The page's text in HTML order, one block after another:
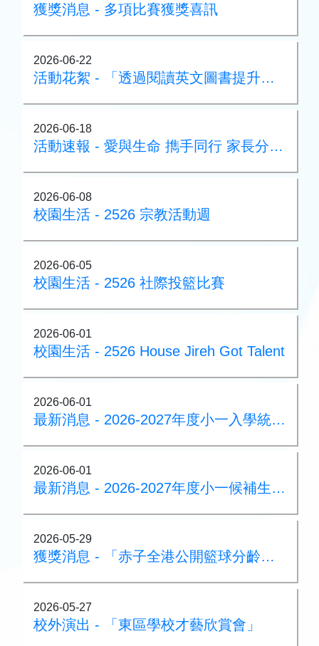
獲獎消息 - 多項比賽獲獎喜訊
2026-06-22
活動花絮 - 「透過閱讀英文圖書提升英文水平」家長講座
2026-06-18
活動速報 - 愛與生命 擕手同行 家長分享會
2026-06-08
校園生活 - 2526 宗教活動週
2026-06-05
校園生活 - 2526 社際投籃比賽
2026-06-01
校園生活 - 2526 House Jireh Got Talent
2026-06-01
最新消息 - 2026-2027年度小一入學統一派位 - 註冊須知
2026-06-01
最新消息 - 2026-2027年度小一候補生申請事宜
2026-05-29
獲獎消息 - 「赤子全港公開籃球分齡賽」
2026-05-27
校外演出 - 「東區學校才藝欣賞會」